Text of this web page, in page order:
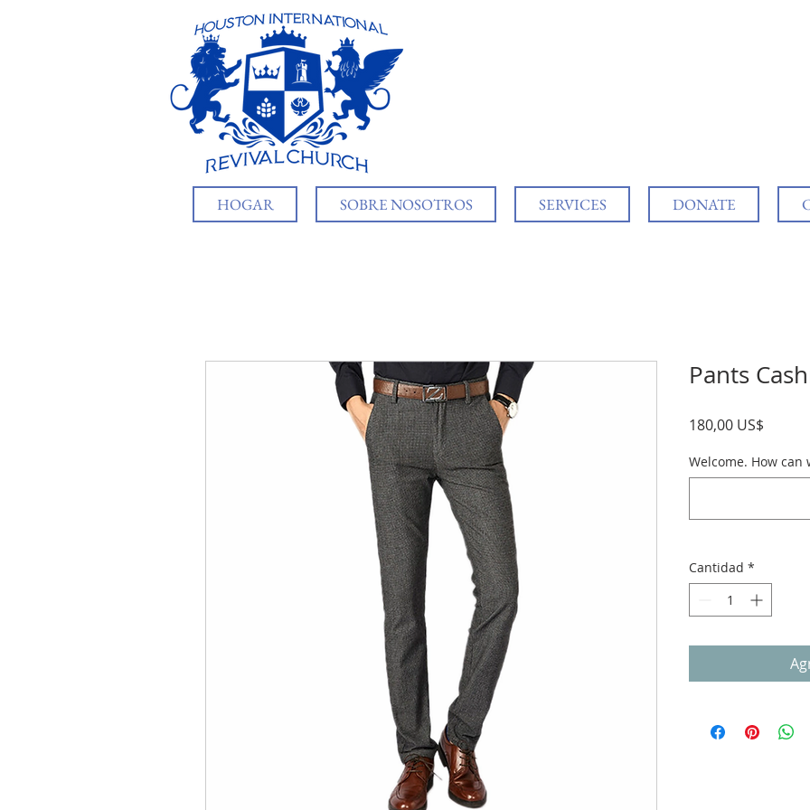
HOGAR SOBRE NOSOTROS SERVICES DONATE
Pants
180,00 US$
Welcome. How can
Cantidad *